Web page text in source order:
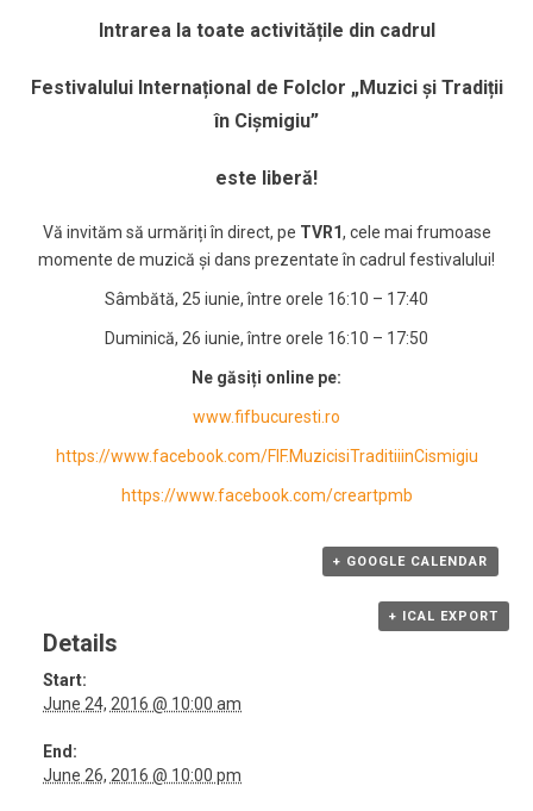
Intrarea la toate activitățile din cadrul
Festivalului Internațional de Folclor „Muzici și Tradiții
în Cișmigiu”
este liberă!
Vă invităm să urmăriți în direct, pe TVR1, cele mai frumoase
momente de muzică și dans prezentate în cadrul festivalului!
Sâmbătă, 25 iunie, între orele 16:10 – 17:40
Duminică, 26 iunie, între orele 16:10 – 17:50
Ne găsiți online pe:
www.fifbucuresti.ro
https://www.facebook.com/FIF.MuzicisiTraditiiinCismigiu
https://www.facebook.com/creartpmb
+ GOOGLE CALENDAR
+ ICAL EXPORT
Details
Start:
June 24, 2016 @ 10:00 am
End:
June 26, 2016 @ 10:00 pm